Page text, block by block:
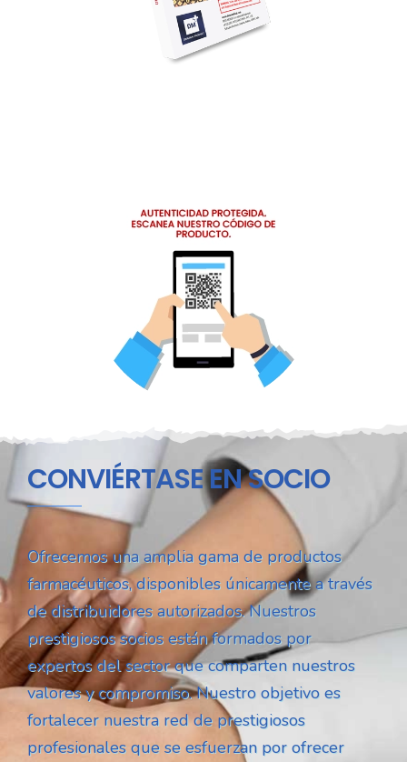
CONVIÉRTASE EN SOCIO
Ofrecemos una amplia gama de productos
farmacéuticos, disponibles únicamente a través
de distribuidores autorizados. Nuestros
prestigiosos socios están formados por
expertos del sector que comparten nuestros
valores y compromiso. Nuestro objetivo es
fortalecer nuestra red de prestigiosos
profesionales que se esfuerzan por ofrecer